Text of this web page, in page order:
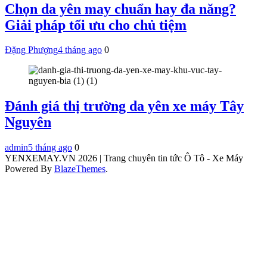
Chọn da yên may chuẩn hay đa năng?
Giải pháp tối ưu cho chủ tiệm
Đặng Phượng4 tháng ago 0
Đánh giá thị trường da yên xe máy Tây
Nguyên
admin5 tháng ago 0
YENXEMAY.VN 2026 | Trang chuyên tin tức Ô Tô - Xe Máy
Powered By BlazeThemes.